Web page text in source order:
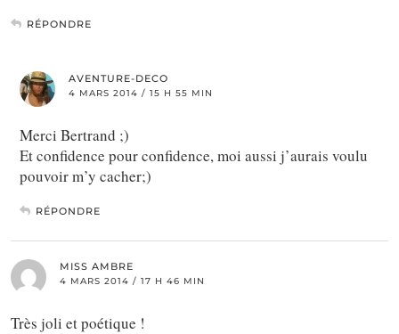
RÉPONDRE
AVENTURE-DECO
4 MARS 2014 / 15 H 55 MIN
Merci Bertrand ;)
Et confidence pour confidence, moi aussi j’aurais voulu
pouvoir m’y cacher;)
RÉPONDRE
MISS AMBRE
4 MARS 2014 / 17 H 46 MIN
Très joli et poétique !